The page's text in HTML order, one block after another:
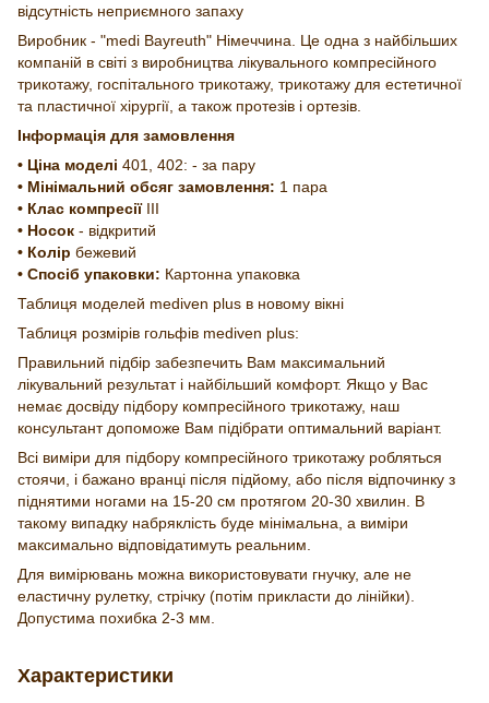
відсутність неприємного запаху
Виробник - "medi Bayreuth" Німеччина. Це одна з найбільших
компаній в світі з виробництва лікувального компресійного
трикотажу, госпітального трикотажу, трикотажу для естетичної
та пластичної хірургії, а також протезів і ортезів.
Інформація для замовлення
• Ціна моделі 401, 402: - за пару
• Мінімальний обсяг замовлення: 1 пара
• Клас компресії III
• Носок - відкритий
• Колір бежевий
• Спосіб упаковки: Картонна упаковка
Таблиця моделей mediven plus в новому вікні
Таблиця розмірів гольфів mediven plus:
Правильний підбір забезпечить Вам максимальний
лікувальний результат і найбільший комфорт. Якщо у Вас
немає досвіду підбору компресійного трикотажу, наш
консультант допоможе Вам підібрати оптимальний варіант.
Всі виміри для підбору компресійного трикотажу робляться
стоячи, і бажано вранці після підйому, або після відпочинку з
піднятими ногами на 15-20 см протягом 20-30 хвилин. В
такому випадку набряклість буде мінімальна, а виміри
максимально відповідатимуть реальним.
Для вимірювань можна використовувати гнучку, але не
еластичну рулетку, стрічку (потім прикласти до лінійки).
Допустима похибка 2-3 мм.
Характеристики